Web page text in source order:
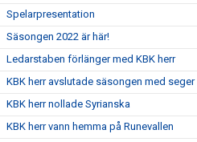
Spelarpresentation
Säsongen 2022 är här!
Ledarstaben förlänger med KBK herr
KBK herr avslutade säsongen med seger
KBK herr nollade Syrianska
KBK herr vann hemma på Runevallen